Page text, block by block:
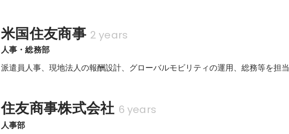
米国住友商事 2 years
人事・総務部
派遣員人事、現地法人の報酬設計、グローバルモビリティの運用、総務等を担当
住友商事株式会社 6 years
人事部